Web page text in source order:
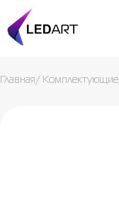
Главная / Комплектующие